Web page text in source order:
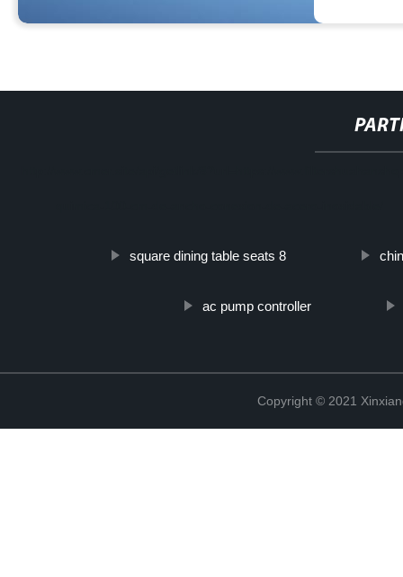
square dining table seats 8
ac pump controller
Copyright © 2021